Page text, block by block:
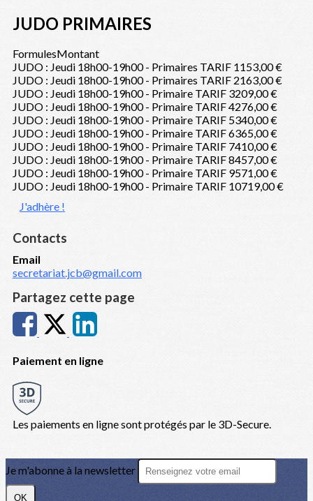
JUDO PRIMAIRES
FormulesMontant
JUDO : Jeudi 18h00-19h00 - Primaires TARIF 1153,00 €
JUDO : Jeudi 18h00-19h00 - Primaires TARIF 2163,00 €
JUDO : Jeudi 18h00-19h00 - Primaire TARIF 3209,00 €
JUDO : Jeudi 18h00-19h00 - Primaire TARIF 4276,00 €
JUDO : Jeudi 18h00-19h00 - Primaire TARIF 5340,00 €
JUDO : Jeudi 18h00-19h00 - Primaire TARIF 6365,00 €
JUDO : Jeudi 18h00-19h00 - Primaire TARIF 7410,00 €
JUDO : Jeudi 18h00-19h00 - Primaire TARIF 8457,00 €
JUDO : Jeudi 18h00-19h00 - Primaire TARIF 9571,00 €
JUDO : Jeudi 18h00-19h00 - Primaire TARIF 10719,00 €
J'adhère !
Contacts
Email
secretariat.jcb@gmail.com
Partagez cette page
Paiement en ligne
Les paiements en ligne sont protégés par le 3D-Secure.
Je m'abonne à la newsletter
OK